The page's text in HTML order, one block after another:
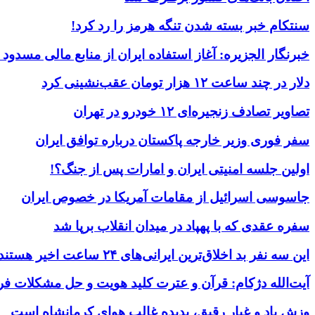
سنتکام خبر بسته شدن تنگه هرمز را رد کرد!
خبرنگار الجزیره: آغاز استفاده ایران از منابع مالی
دلار در چند ساعت ۱۲ هزار تومان عقب‌نشینی کرد
تصاویر تصادف زنجیره‌ای ۱۲ خودرو در تهران
سفر فوری وزیر خارجه پاکستان درباره توافق ایران
اولین جلسه امنیتی ایران و امارات پس از جنگ؟!
جاسوسی اسرائیل از مقامات آمریکا در خصوص ایران
سفره عقدی که با پهپاد در میدان انقلاب برپا شد
این سه نفر بد اخلاق‌ترین ایرانی‌های ۲۴ ساعت اخیر هستند
آیت‌الله دژکام: قرآن و عترت کلید هویت و حل مشکلات
وزش باد و غبار رقیق، پدیده غالب هوای کرمانشاه است